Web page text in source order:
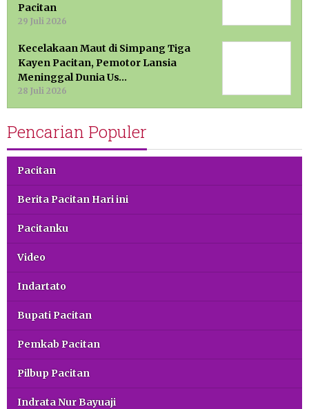
Pacitan
29 Juli 2026
Kecelakaan Maut di Simpang Tiga
Kayen Pacitan, Pemotor Lansia
Meninggal Dunia Us…
28 Juli 2026
Pencarian Populer
Pacitan
Berita Pacitan Hari ini
Pacitanku
Video
Indartato
Bupati Pacitan
Pemkab Pacitan
Pilbup Pacitan
Indrata Nur Bayuaji